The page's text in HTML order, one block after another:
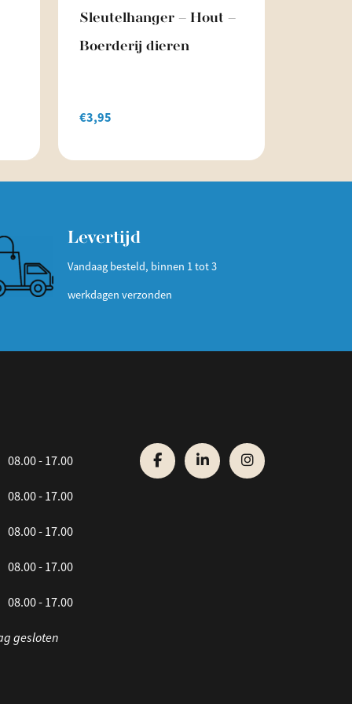
Sleutelhanger – Hout –
Boerderij dieren
€3,95
Levertijd
Vandaag besteld, binnen 1 tot 3
werkdagen verzonden
08.00 - 17.00
08.00 - 17.00
08.00 - 17.00
08.00 - 17.00
08.00 - 17.00
gesloten